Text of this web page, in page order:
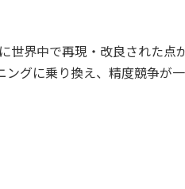
世界中で再現・改良された
グに乗り換え、精度競争が